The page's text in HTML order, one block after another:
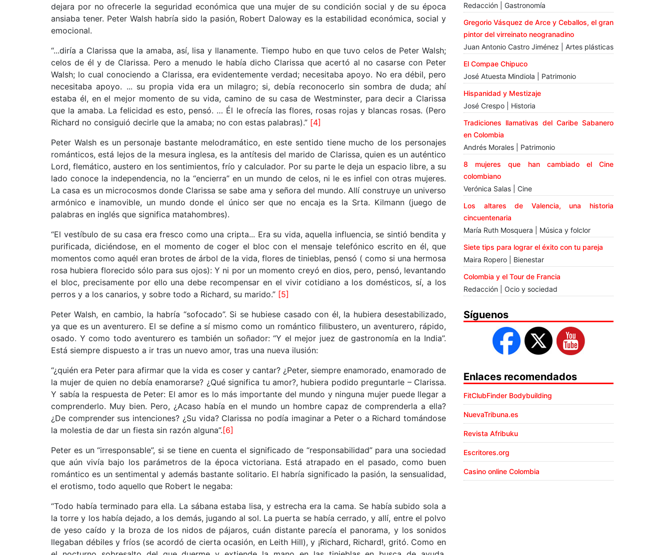
dejara por no ofrecerle la seguridad económica que una mujer de su condición social y de su época
ansiaba tener. Peter Walsh habría sido la pasión, Robert Daloway es la estabilidad económica, social y
emocional.
“...diría a Clarissa que la amaba, así, lisa y llanamente. Tiempo hubo en que tuvo celos de Peter Walsh;
celos de él y de Clarissa. Pero a menudo le había dicho Clarissa que acertó al no casarse con Peter
Walsh; lo cual conociendo a Clarissa, era evidentemente verdad; necesitaba apoyo. No era débil, pero
necesitaba apoyo. ... su propia vida era un milagro; si, debía reconocerlo sin sombra de duda; ahí
estaba él, en el mejor momento de su vida, camino de su casa de Westminster, para decir a Clarissa
que la amaba. La felicidad es esto, pensó. … Él le ofrecía las flores, rosas rojas y blancas rosas. (Pero
Richard no consiguió decirle que la amaba; no con estas palabras).” [4]
Peter Walsh es un personaje bastante melodramático, en este sentido tiene mucho de los personajes
románticos, está lejos de la mesura inglesa, es la antítesis del marido de Clarissa, quien es un auténtico
Lord, flemático, austero en los sentimientos, frío y calculador. Por su parte le deja un espacio libre, a su
lado conoce la independencia, no la “encierra” en un mundo de celos, ni le es infiel con otras mujeres.
La casa es un microcosmos donde Clarissa se sabe ama y señora del mundo. Allí construye un universo
armónico e inamovible, un mundo donde el único ser que no encaja es la Srta. Kilmann (juego de
palabras en inglés que significa matahombres).
“El vestíbulo de su casa era fresco como una cripta... Era su vida, aquella influencia, se sintió bendita y
purificada, diciéndose, en el momento de coger el bloc con el mensaje telefónico escrito en él, que
momentos como aquél eran brotes de árbol de la vida, flores de tinieblas, pensó ( como si una hermosa
rosa hubiera florecido sólo para sus ojos): Y ni por un momento creyó en dios, pero, pensó, levantando
el bloc, precisamente por ello una debe recompensar en el vivir cotidiano a los domésticos, sí, a los
perros y a los canarios, y sobre todo a Richard, su marido.” [5]
Peter Walsh, en cambio, la habría “sofocado”. Si se hubiese casado con él, la hubiera desestabilizado,
ya que es un aventurero. El se define a sí mismo como un romántico filibustero, un aventurero, rápido,
osado. Y como todo aventurero es también un soñador: “Y el mejor juez de gastronomía en la India”.
Está siempre dispuesto a ir tras un nuevo amor, tras una nueva ilusión:
“¿quién era Peter para afirmar que la vida es coser y cantar? ¿Peter, siempre enamorado, enamorado de
la mujer de quien no debía enamorarse? ¿Qué significa tu amor?, hubiera podido preguntarle – Clarissa.
Y sabía la respuesta de Peter: El amor es lo más importante del mundo y ninguna mujer puede llegar a
comprenderlo. Muy bien. Pero, ¿Acaso había en el mundo un hombre capaz de comprenderla a ella?
¿De comprender sus intenciones? ¿Su vida? Clarissa no podía imaginar a Peter o a Richard tomándose
la molestia de dar un fiesta sin razón alguna”. [6]
Peter es un “irresponsable”, si se tiene en cuenta el significado de “responsabilidad” para una sociedad
que aún vivía bajo los parámetros de la época victoriana. Está atrapado en el pasado, como buen
romántico es un sentimental y además bastante solitario. El habría significado la pasión, la sensualidad,
el erotismo, todo aquello que Robert le negaba:
“Todo había terminado para ella. La sábana estaba lisa, y estrecha era la cama. Se había subido sola a
la torre y los había dejado, a los demás, jugando al sol. La puerta se había cerrado, y allí, entre el polvo
de yeso caído y la broza de los nidos de pájaros, cuán distante parecía el panorama, y los sonidos
llegaban débiles y fríos (se acordó de cierta ocasión, en Leith Hill), y ¡Richard, Richard!, gritó. Como en
Redacción | Gastronomía
Gregorio Vásquez de Arce y Ceballos, el gran
pintor del virreinato neogranadino
Juan Antonio Castro Jiménez | Artes plásticas
El Compae Chipuco
José Atuesta Mindiola | Patrimonio
Hispanidad y Mestizaje
José Crespo | Historia
Tradiciones llamativas del Caribe Sabanero
en Colombia
Andrés Morales | Patrimonio
8 mujeres que han cambiado el Cine
colombiano
Verónica Salas | Cine
Los altares de Valencia, una historia
cincuentenaria
María Ruth Mosquera | Música y folclor
Siete tips para lograr el éxito con tu pareja
Maira Ropero | Bienestar
Colombia y el Tour de Francia
Redacción | Ocio y sociedad
Síguenos
Enlaces recomendados
FitClubFinder Bodybuilding
NuevaTribuna.es
Revista Afribuku
Escritores.org
Casino online Colombia